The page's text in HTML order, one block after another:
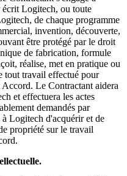
Logitech, ou toute
de chaque programme
invention, découverte,
être protégé par le droit
de fabrication, formule
réalise, met en pratique ou
tout travail effectué pour
Le Contractant aidera
et effectuera les actes
demandés par
Logitech d'acquérir et de
propriété sur le travail